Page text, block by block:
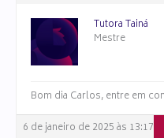
Tutora Tainá
Mestre
Bom dia Carlos, entre em
6 de janeiro de 2025 às 13:17